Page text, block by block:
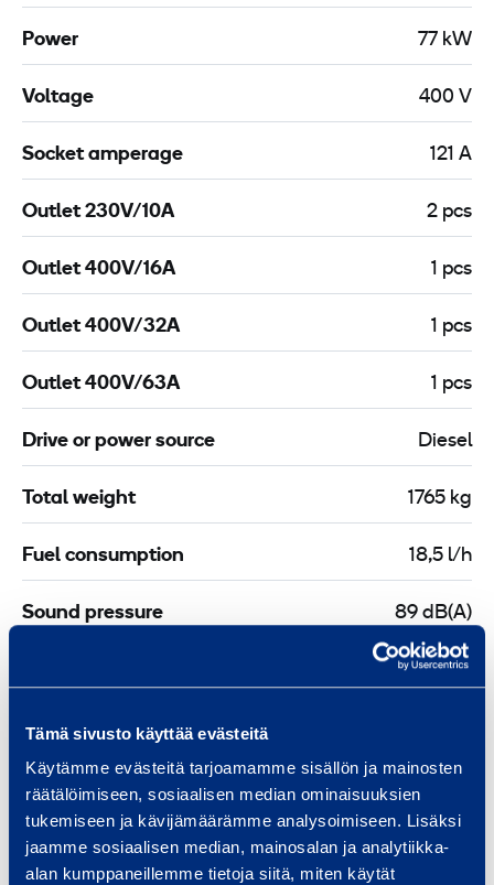
Tämä sivusto käyttää evästeitä
Käytämme evästeitä tarjoamamme sisällön ja mainosten
räätälöimiseen, sosiaalisen median ominaisuuksien
tukemiseen ja kävijämäärämme analysoimiseen. Lisäksi
jaamme sosiaalisen median, mainosalan ja analytiikka-
alan kumppaneillemme tietoja siitä, miten käytät
Power 77 kW
Voltage 400 V
Socket amperage 121 A
Outlet 230V/10A 2 pcs
Outlet 400V/16A 1 pcs
Outlet 400V/32A 1 pcs
Outlet 400V/63A 1 pcs
Drive or power source Diesel
Total weight 1765 kg
Fuel consumption 18,5 l/h
Sound pressure 89 dB(A)
230 l
Length
Width 1150 mm
Height 1710 mm